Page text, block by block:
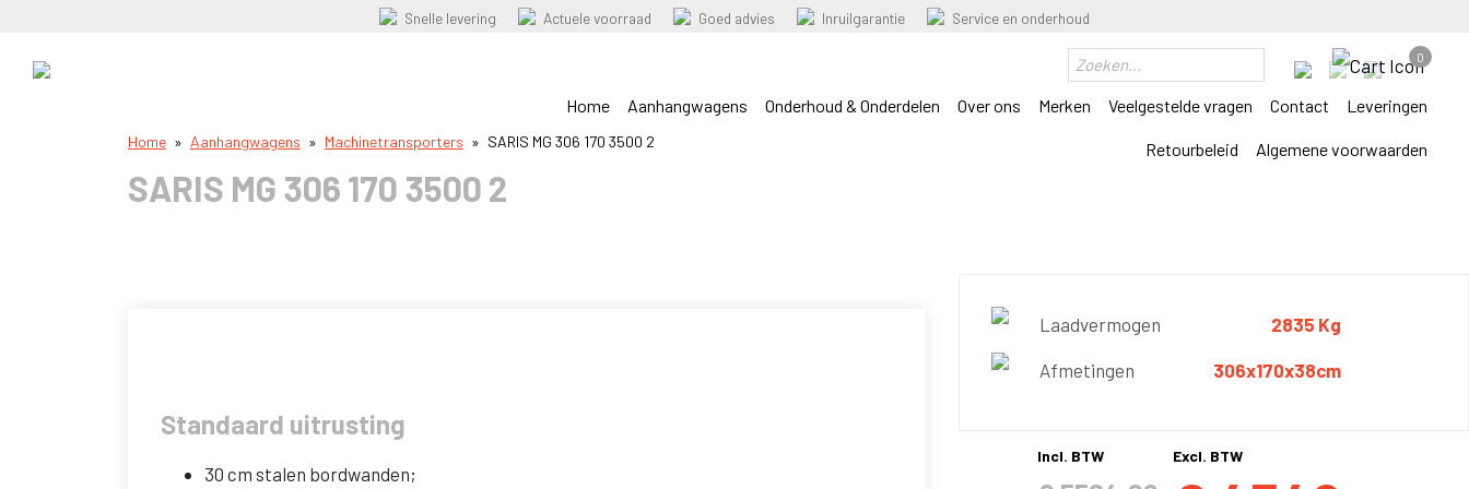
Home Aanhangwagens Onderhoud & Onderdelen Over ons Merken Veelgestelde vragen Contact Leveringen
Retourbeleid Algemene voorwaarden
0
Snelle levering Actuele voorraad Goed advies Inruilgarantie Service en onderhoud
Home » Aanhangwagens » Machinetransporters » SARIS MG 306 170 3500 2
SARIS MG 306 170 3500 2
Standaard uitrusting
30 cm stalen bordwanden;
Laadvermogen 2835 Kg
Afmetingen 306x170x38cm
Incl. BTW Excl. BTW